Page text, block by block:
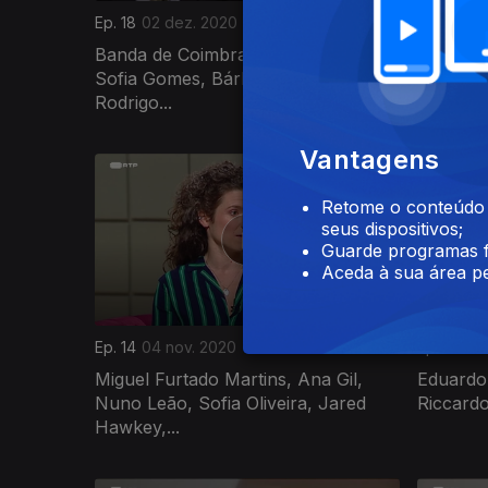
Ep. 18 02 dez. 2020
Banda de Coimbra Birds Are Indie,
Sofia Gomes, Bárbara Almeida,
Rodrigo...
Ana
Ep. 14 04 nov. 2020
Miguel Furtado Martins, Ana Gil,
Nuno Leão, Sofia Oliveira, Jared
Hawkey,...
Vantagens
Retome o
seus dispositivos;
Guarde programas
Aceda à sua área